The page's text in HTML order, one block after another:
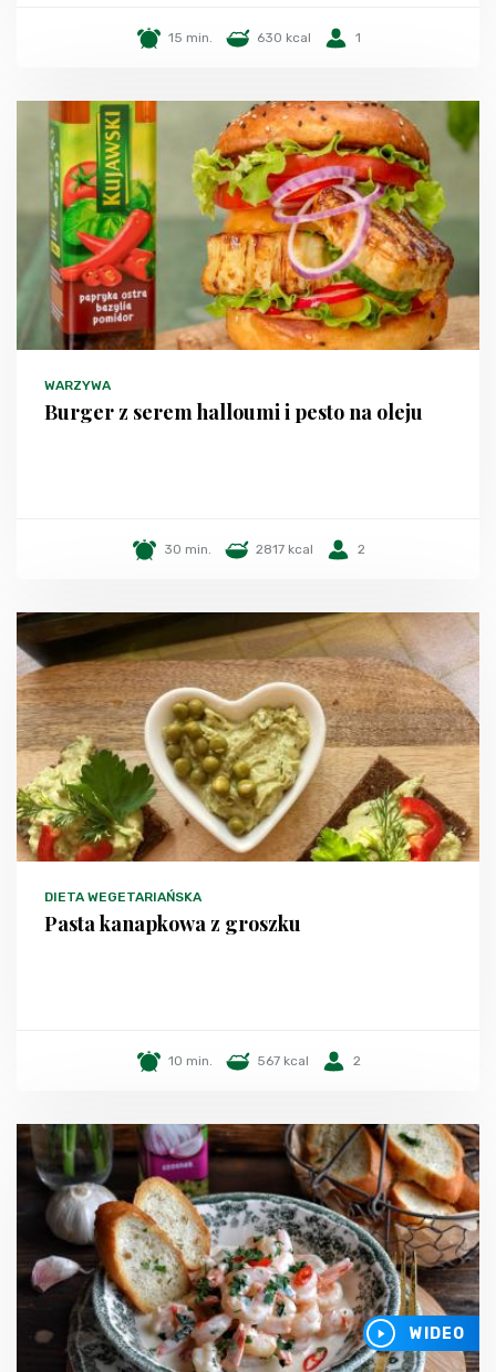
15 min. 630 kcal 1
WARZYWA
Burger z serem halloumi i pesto na oleju
30 min. 2817 kcal 2
DIETA WEGETARIAŃSKA
Pasta kanapkowa z groszku
10 min. 567 kcal 2
WIDEO